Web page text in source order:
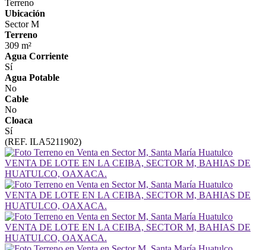
Terreno
Ubicación
Sector M
Terreno
309 m²
Agua Corriente
Sí
Agua Potable
No
Cable
No
Cloaca
Sí
(REF. ILA5211902)